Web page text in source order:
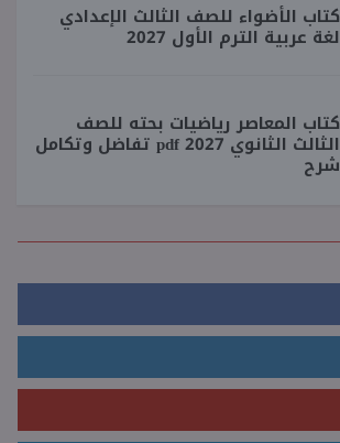
كتاب الأضواء للصف الثالث الإعدادي
لغة عربية الترم الأول 2027
كتاب المعاصر رياضيات بحته للصف
الثالث الثانوي 2027 pdf تفاضل وتكامل
شرح